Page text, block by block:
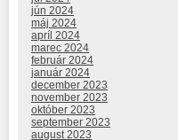
jún 2024
máj 2024
apríl 2024
marec 2024
február 2024
január 2024
december 2023
november 2023
október 2023
september 2023
august 2023